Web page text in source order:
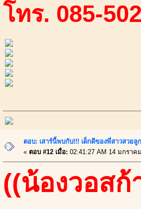
โทร. 085-
ตอบ: เสาร์นี้พบกับ!!! เด็กดีของพี่สาวสวยลู
« ตอบ #12 เมื่อ: 02:41:27 AM 14 มกราค
((น้องวอสก้